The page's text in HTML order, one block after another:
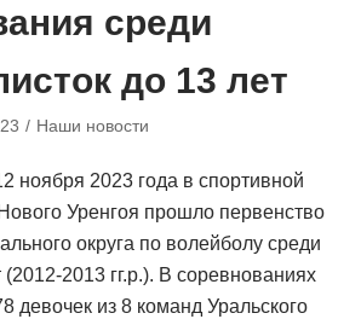
среди
до 13 лет
Наши новости
ноября 2023 года в спортивной
Уренгоя прошло первенство
округа по волейболу среди
2013 гг.р.). В соревнованиях
девочек из 8 команд Уральского